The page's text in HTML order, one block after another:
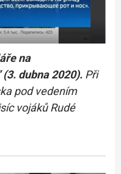
na
dubna 2020). Při
pod vedením
vojáků Rudé